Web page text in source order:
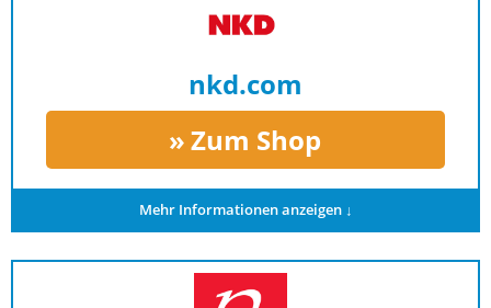
nkd.com
Zum Shop
Mehr Informationen anzeigen ↓